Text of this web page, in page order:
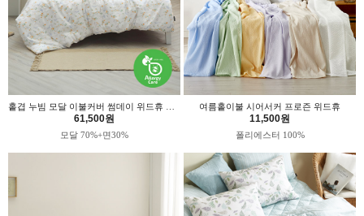
61,500원
모달 70%+면30%
여름홑이불 시어서커 프로즌 위드휴
11,500원
폴리에스터 100%